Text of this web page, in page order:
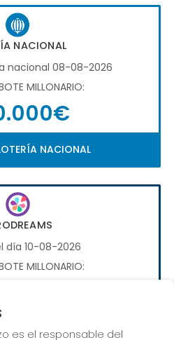
NACIONAL
nacional 08-08-2026
MILLONARIO:
NACIONAL
día 10-08-2026
MILLONARIO:
es el responsable del